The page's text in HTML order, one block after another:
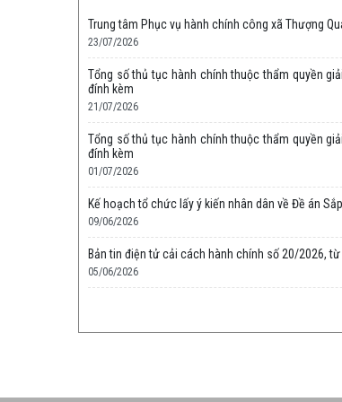
Trung tâm Phục vụ hành chính công xã Thượng
23/07/2026
Tổng số thủ tục hành chính thuộc thẩm quyền
đính kèm
21/07/2026
Tổng số thủ tục hành chính thuộc thẩm quyền
đính kèm
01/07/2026
Kế hoạch tổ chức lấy ý kiến nhân dân về Đề án
09/06/2026
Bản tin điện tử cải cách hành chính số 20/2026,
05/06/2026